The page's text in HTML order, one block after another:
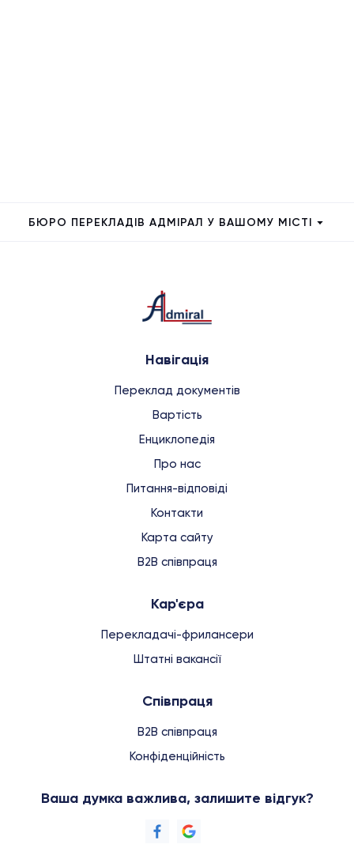
БЮРО ПЕРЕКЛАДІВ АДМІРАЛ У ВАШОМУ МІСТІ
Навігація
Переклад документів
Вартість
Енциклопедія
Про нас
Питання-відповіді
Контакти
Карта сайту
B2B співпраця
Кар'єра
Перекладачі-фрилансери
Штатні вакансії
Співпраця
B2B співпраця
Конфіденційність
Ваша думка важлива, залишите відгук?